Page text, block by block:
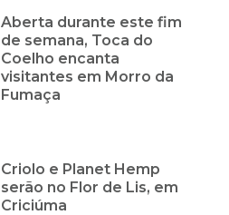
Aberta durante este fim
de semana, Toca do
Coelho encanta
visitantes em Morro da
Fumaça
Criolo e Planet Hemp
serão no Flor de Lis, em
Criciúma